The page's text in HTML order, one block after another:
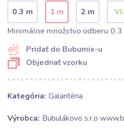
0.3 m 1 m
2 m
Minimálne množstvo odberu 0.3
Pridať do Bubumix-u
Objednať vzorku
Kategória: Galantéria
Výrobca: Bubulákovo s.r.o